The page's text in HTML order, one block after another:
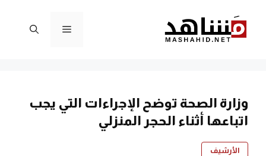
المحتوى
القائمة
وزارة الصحة توضح الإجراءات التي يجب
اتباعها أثناء الحجر المنزلي
الأرشيف